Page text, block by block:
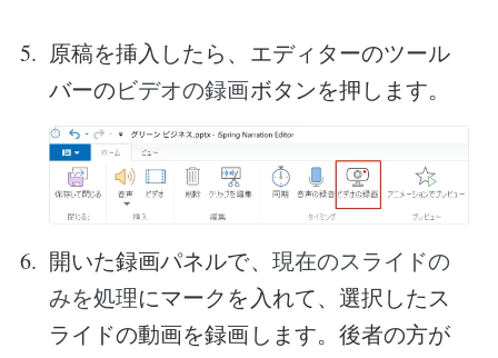
原稿を挿入したら、エディターのツール
バーのビデオの録画ボタンを押します。
開いた録画パネルで、 現在のスライドの
みを処理にマークを入れて、選択したス
ライドの動画を録画します。後者の方が